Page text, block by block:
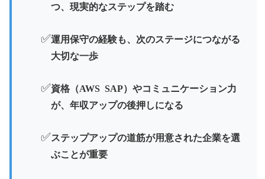
つ、現実的なステップを踏む
✅運用保守の経験も、次のステージにつながる
大切な一歩
✅資格（AWS SAP）やコミュニケーション力
が、年収アップの後押しになる
✅ステップアップの道筋が用意された企業を選
ぶことが重要